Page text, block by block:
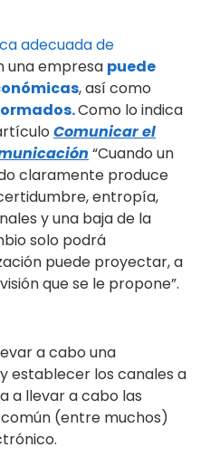
adecuada de
una empresa puede
, así como
​​Como lo indica
Comunicar el
“Cuando un
claramente produce
entropía,
y una baja de la
solo podrá
puede proyectar, a
que se le propone”.
a cabo una
establecer los canales a
a llevar a cabo las
(entre muchos)